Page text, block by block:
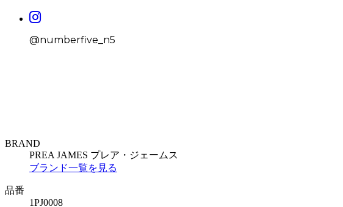
@numberfive_n5
BRAND
PREA JAMES プレア・ジェームス
ブランド一覧を見る
品番
1PJ0008